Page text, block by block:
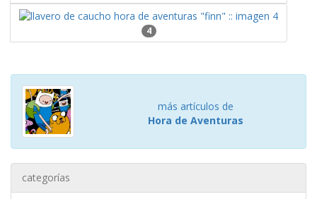
4
más artículos de
Hora de Aventuras
categorías